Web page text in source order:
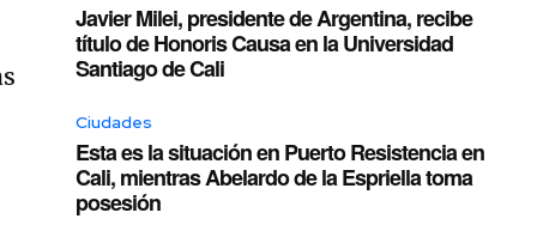
Javier Milei, presidente de Argentina, recibe
título de Honoris Causa en la Universidad
Santiago de Cali
Ciudades
Esta es la situación en Puerto Resistencia en
Cali, mientras Abelardo de la Espriella toma
posesión